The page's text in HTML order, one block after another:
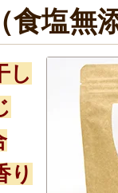
塩無
し
り